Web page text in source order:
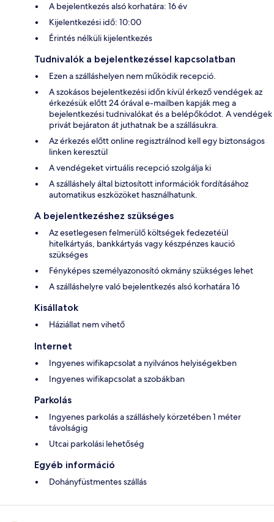
A bejelentkezés alsó korhatára: 16 év
Kijelentkezési idő: 10:00
Érintés nélküli kijelentkezés
Tudnivalók a bejelentkezéssel kapcsolatban
Ezen a szálláshelyen nem működik recepció.
A szokásos bejelentkezési időn kívül érkező vendégek az
érkezésük előtt 24 órával e-mailben kapják meg a
bejelentkezési tudnivalókat és a belépőkódot. A vendégek
privát bejáraton át juthatnak be a szállásukra.
Az érkezés előtt online regisztrálnod kell egy biztonságos
linken keresztül
A vendégeket virtuális recepció szolgálja ki
A szálláshely által biztosított információk fordításához
automatikus eszközöket használhatunk.
A bejelentkezéshez szükséges
Az esetlegesen felmerülő költségek fedezetéül
hitelkártyás, bankkártyás vagy készpénzes kaució
szükséges
Fényképes személyazonosító okmány szükséges lehet
A szálláshelyre való bejelentkezés alsó korhatára 16
Kisállatok
Háziállat nem vihető
Internet
Ingyenes wifikapcsolat a nyilvános helyiségekben
Ingyenes wifikapcsolat a szobákban
Parkolás
Ingyenes parkolás a szálláshely körzetében 1 méter
távolságig
Utcai parkolási lehetőség
Egyéb információ
Dohányfüstmentes szállás